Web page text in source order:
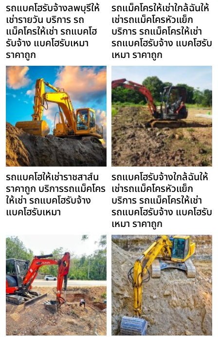
รถแบคโฮรับจ้างลพบุรีให้
เช่ารายวัน บริการ รถ
แม็คโครให้เช่า รถแบคโฮ
รับจ้าง แบคโฮรับเหมา
ราคาถูก
รถแม็คโครให้เช่าใกล้ฉันให้
เช่ารถแม็คโครหัวแย็ก
บริการ รถแม็คโครให้เช่า
รถแบคโฮรับจ้าง แบคโฮรับ
เหมา ราคาถูก
รถแบคโฮให้เช่าราชสาส์น
ราคาถูก บริการรถแม็คโคร
ให้เช่า รถแบคโฮรับจ้าง
แบคโฮรับเหมา
รถแบคโฮรับจ้างใกล้ฉันให้
เช่ารถแม็คโครหัวแย็ก
บริการ รถแม็คโครให้เช่า
รถแบคโฮรับจ้าง แบคโฮรับ
เหมา ราคาถูก